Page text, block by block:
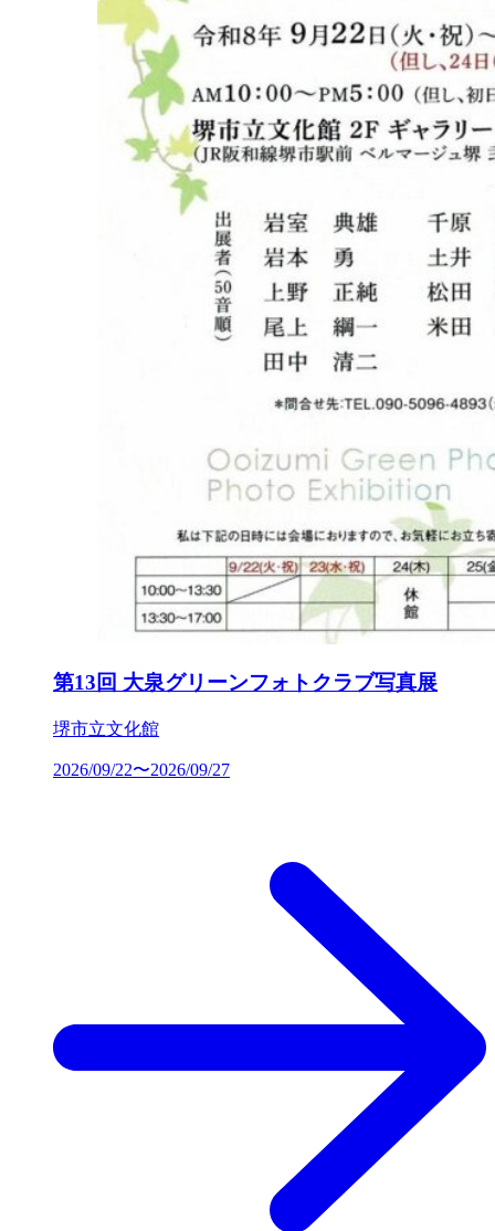
第13回 大泉グリーンフォトクラブ写真展
堺市立文化館
2026/09/22〜2026/09/27